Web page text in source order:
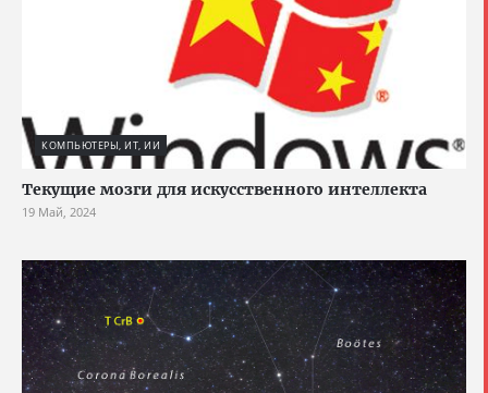
КОМПЬЮТЕРЫ, ИТ, ИИ
Текущие мозги для искусственного интеллекта
19 Май, 2024